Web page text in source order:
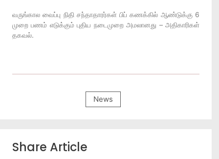
வருங்கால வைப்பு நிதி சந்தாதாரர்கள் பிப் கணக்கில் ஆண்டுக்கு 6
முறை பணம் எடுக்கும் புதிய நடைமுறை அமலானது – அதிகாரிகள்
தகவல்.
News
Share Article